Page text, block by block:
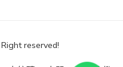
reserved!